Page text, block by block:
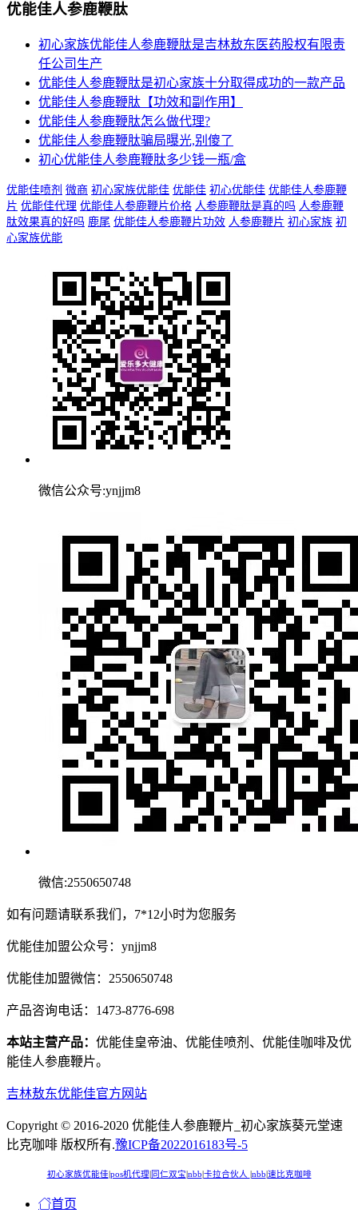
优能佳人参鹿鞭肽
初心家族优能佳人参鹿鞭肽是吉林敖东医药股权有限责
任公司生产
优能佳人参鹿鞭肽是初心家族十分取得成功的一款产品
优能佳人参鹿鞭肽【功效和副作用】
优能佳人参鹿鞭肽怎么做代理?
优能佳人参鹿鞭肽骗局曝光,别傻了
初心优能佳人参鹿鞭肽多少钱一瓶/盒
优能佳喷剂 微商 初心家族优能佳 优能佳 初心优能佳 优能佳人参鹿鞭
片 优能佳代理 优能佳人参鹿鞭片价格 人参鹿鞭肽是真的吗 人参鹿鞭
肽效果真的好吗 鹿尾 优能佳人参鹿鞭片功效 人参鹿鞭片 初心家族 初
心家族优能
微信公众号:ynjjm8
微信:2550650748
如有问题请联系我们，7*12小时为您服务
优能佳加盟公众号：ynjjm8
优能佳加盟微信：2550650748
产品咨询电话：1473-8776-698
本站主营产品： 优能佳皇帝油、优能佳喷剂、优能佳咖啡及优
能佳人参鹿鞭片。
吉林敖东优能佳官方网站
Copyright © 2016-2020 优能佳人参鹿鞭片_初心家族葵元堂速
比克咖啡 版权所有.豫ICP备2022016183号-5
初心家族优能佳 pos机代理 同仁双宝 nbb 卡拉合伙人 nbb 速比克咖啡
首页